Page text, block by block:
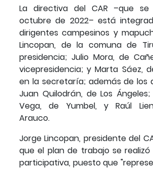
La directiva del CAR –que
octubre de 2022– está
dirigentes campesinos y
Lincopan, de la comuna de
presidencia; Julio Mora, de
vicepresidencia; y Marta Sáez,
en la secretaría; además de los
Juan Quilodrán, de Los Ángeles;
Vega, de Yumbel, y Raúl
Arauco.
Jorge Lincopan, presidente del
que el plan de trabajo se
participativa, puesto que